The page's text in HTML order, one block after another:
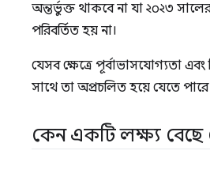
অন্তর্ভুক্ত থাকবে না যা ২০২৩
পরিবর্তিত হয় না।
যেসব ক্ষেত্রে পূর্বাভাসযোগ্যতা এবং
সাথে তা অপ্রচলিত হয়ে যেতে
কেন একটি লক্ষ্য বেছে